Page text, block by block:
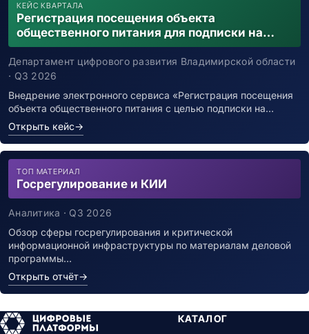
КЕЙС КВАРТАЛА
Регистрация посещения объекта
общественного питания для подписки на
уведомления о возможном контакте с
заболевшим новой коронавирусной
инфекцией
Департамент цифрового развития Владимирской области
· Q3 2026
Внедрение электронного сервиса «Регистрация посещения
объекта общественного питания с целью подписки на…
Открыть кейс→
ТОП МАТЕРИАЛ
Госрегулирование и КИИ
Аналитика · Q3 2026
Обзор сферы госрегулирования и критической
информационной инфраструктуры по материалам деловой
программы…
Открыть отчёт→
КАТАЛОГ